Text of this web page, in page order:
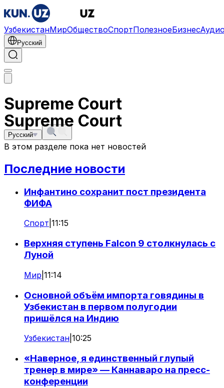
УзбекистанМирОбществоСпортПолезноеБизнес
Русский
Supreme Court
Русский
Supreme Court
В этом разделе пока нет новостей
Последние новости
Инфантино сохранит пост президента
ФИФА
Спорт 11:15
Верхняя ступень Falcon 9 столкнулась с
Луной
Мир 11:14
Основной объём импорта говядины в
Узбекистан в первом полугодии
пришёлся на Индию
Узбекистан 10:25
«Наверное, я единственный глупый
тренер в мире» — Каннаваро на пресс-
конференции